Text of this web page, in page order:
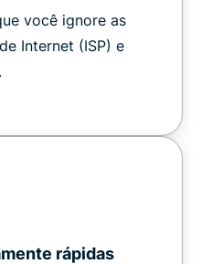
você ignore as
Internet (ISP) e
rápidas